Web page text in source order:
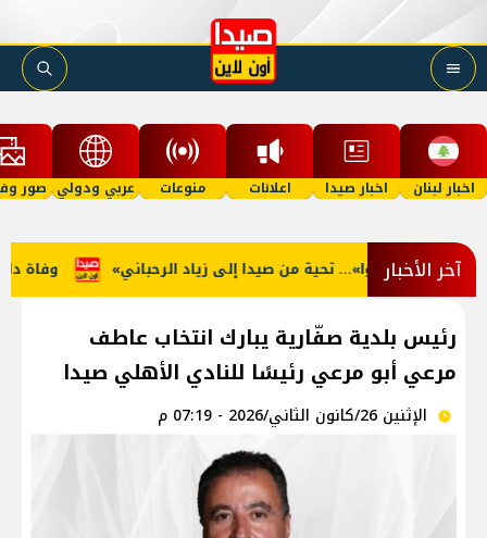
اخبار لبنان اخبار صيدا اعلانات منوعات عربي ودولي صور
آخر الأخبار وفاة ما منكون سوا»… تحية من صيدا إلى زياد الرحباني
رئيس بلدية صفّارية يبارك انتخاب عاطف
مرعي أبو مرعي رئيسًا للنادي الأهلي صيدا
الإثنين 26/كانون الثاني/2026 - 07:19 م